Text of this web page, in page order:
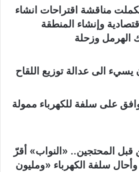
مناقشة اقتراحات انشاء
وإنشاء المنطقة
الهرمل وزحلة
يسيء الى عدالة توزيع اللقاح
على سلفة للكهرباء ممولة
المحتجين.. «النواب» أقرّ
سلفة الكهرباء «ومليون